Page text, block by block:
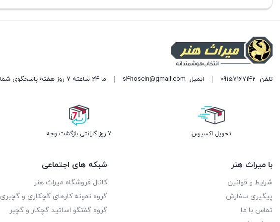
تلفن 09157167142 ایمیل s4hosein@gmail.com ما 24 ساعته 7 روز هفته پاسخگوی شما هستیم. (برای ویرایش این متن به پیکربندی پوسته > تب برچسب‌ها مراجعه نمایید.)
تحویل اکسپرس 7 روز گارانتی بازگشت وجه
با میراث هنر
شرایط و قوانین
پیگیری سفارش
تماس با ما
شبکه های اجتماعی
کانال فروشگاه میراث هنر
گروه نمونه کارهای گچکاری و گچبری
گروه گفتگو اساتید گچکار و گچبر